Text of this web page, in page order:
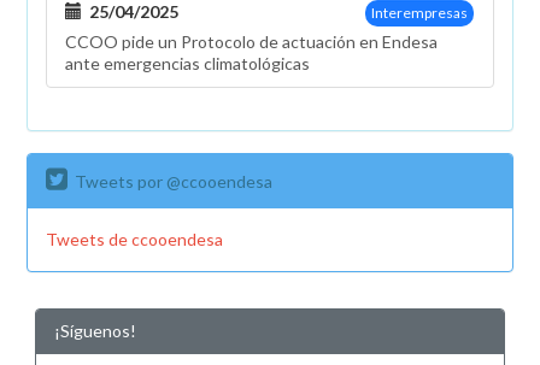
Interempresas
25/04/2025
CCOO pide un Protocolo de actuación en Endesa
ante emergencias climatológicas
Tweets por @ccooendesa
Tweets de ccooendesa
¡Síguenos!